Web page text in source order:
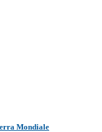
Mondiale